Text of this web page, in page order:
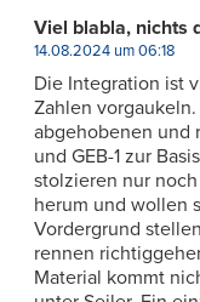
Viel blabla, nichts
14.08.2024 um 06:18
Die Integration ist
Zahlen
abgehobenen und
und GEB-1 zur
stolzieren nur
herum und wollen
Vordergrund
rennen
Material kommt